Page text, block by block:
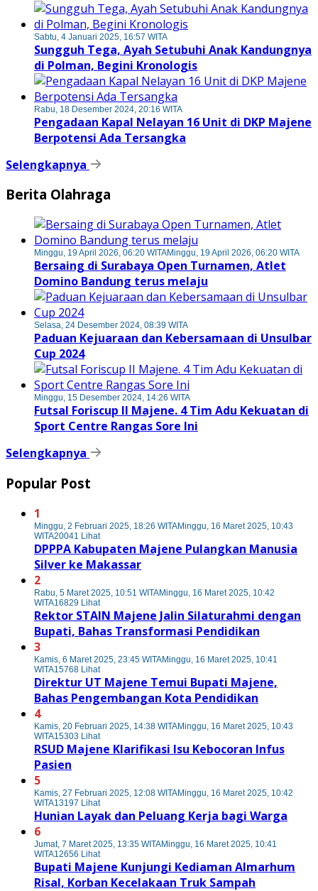
Sabtu, 4 Januari 2025, 16:57 WITA
Sungguh Tega, Ayah Setubuhi Anak Kandungnya
di Polman, Begini Kronologis
Rabu, 18 Desember 2024, 20:16 WITA
Pengadaan Kapal Nelayan 16 Unit di DKP Majene
Berpotensi Ada Tersangka
Selengkapnya
Berita Olahraga
Minggu, 19 April 2026, 06:20 WITAMinggu, 19 April 2026, 06:20 WITA
Bersaing di Surabaya Open Turnamen, Atlet
Domino Bandung terus melaju
Selasa, 24 Desember 2024, 08:39 WITA
Paduan Kejuaraan dan Kebersamaan di Unsulbar
Cup 2024
Minggu, 15 Desember 2024, 14:26 WITA
Futsal Foriscup II Majene. 4 Tim Adu Kekuatan di
Sport Centre Rangas Sore Ini
Selengkapnya
Popular Post
1
Minggu, 2 Februari 2025, 18:26 WITAMinggu, 16 Maret 2025, 10:43
WITA20041 Lihat
DPPPA Kabupaten Majene Pulangkan Manusia
Silver ke Makassar
2
Rabu, 5 Maret 2025, 10:51 WITAMinggu, 16 Maret 2025, 10:42
WITA16829 Lihat
Rektor STAIN Majene Jalin Silaturahmi dengan
Bupati, Bahas Transformasi Pendidikan
3
Kamis, 6 Maret 2025, 23:45 WITAMinggu, 16 Maret 2025, 10:41
WITA15768 Lihat
Direktur UT Majene Temui Bupati Majene,
Bahas Pengembangan Kota Pendidikan
4
Kamis, 20 Februari 2025, 14:38 WITAMinggu, 16 Maret 2025, 10:43
WITA15303 Lihat
RSUD Majene Klarifikasi Isu Kebocoran Infus
Pasien
5
Kamis, 27 Februari 2025, 12:08 WITAMinggu, 16 Maret 2025, 10:42
WITA13197 Lihat
Hunian Layak dan Peluang Kerja bagi Warga
6
Jumat, 7 Maret 2025, 13:35 WITAMinggu, 16 Maret 2025, 10:41
WITA12656 Lihat
Bupati Majene Kunjungi Kediaman Almarhum
Risal, Korban Kecelakaan Truk Sampah